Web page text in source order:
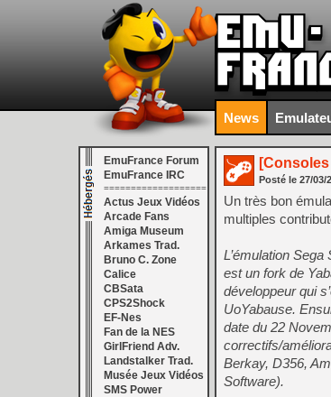
News
EmuFrance Forum
EmuFrance IRC
===================
Actus Jeux Vidéos
Arcade Fans
Amiga Museum
Arkames Trad.
Bruno C. Zone
Calice
CBSata
CPS2Shock
EF-Nes
Fan de la NES
GirlFriend Adv.
Landstalker Trad.
Musée Jeux Vidéos
SMS Power
Posté le 27/03/
Un très bon
multiples
L’émulation
est un fork de
développeur qui
UoYabause.
date du 22
correctifs/
Berkay, D356,
Software).